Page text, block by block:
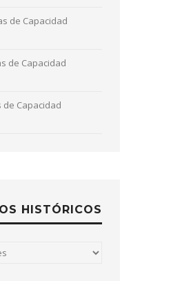
de Capacidad
de Capacidad
de Capacidad
HISTÓRICOS